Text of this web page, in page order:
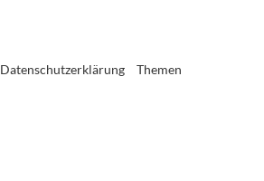
Datenschutzerklärung Themen